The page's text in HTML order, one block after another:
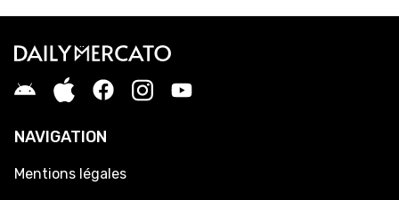
NAVIGATION
Mentions légales